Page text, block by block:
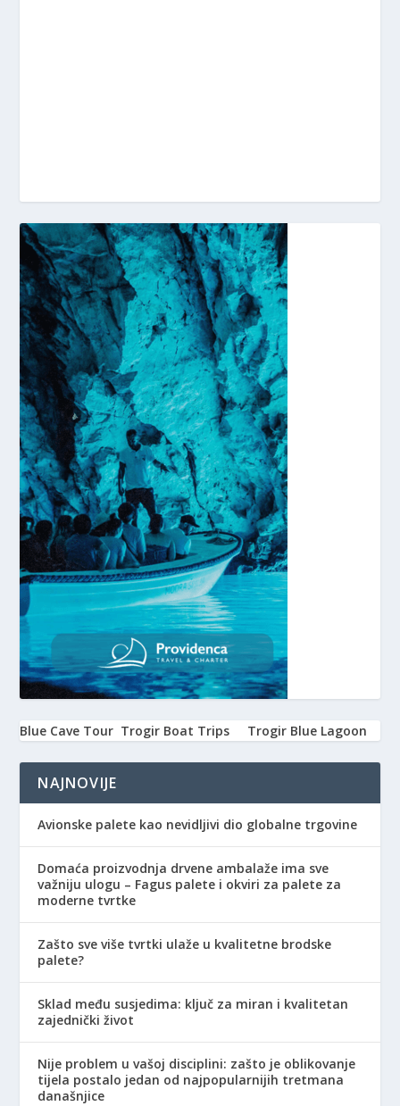
Blue Cave Tour Trogir Boat Trips Trogir Blue Lagoon
NAJNOVIJE
Avionske palete kao nevidljivi dio globalne trgovine
Domaća proizvodnja drvene ambalaže ima sve
važniju ulogu – Fagus palete i okviri za palete za
moderne tvrtke
Zašto sve više tvrtki ulaže u kvalitetne brodske
palete?
Sklad među susjedima: ključ za miran i kvalitetan
zajednički život
Nije problem u vašoj disciplini: zašto je oblikovanje
tijela postalo jedan od najpopularnijih tretmana
današnjice